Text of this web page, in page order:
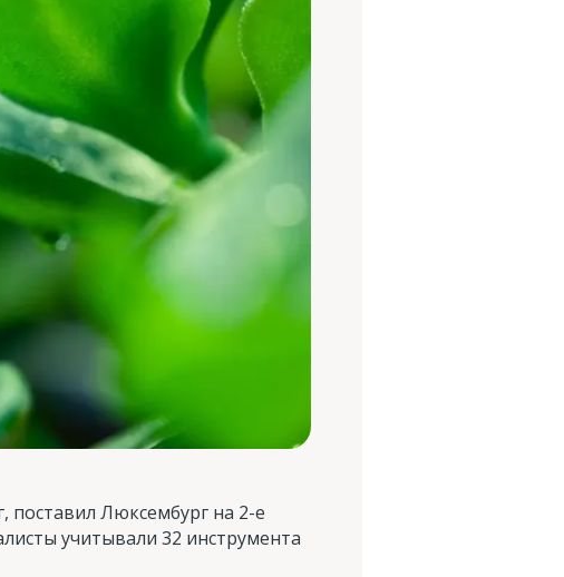
поставил Люксембург на 2-е
учитывали 32 инструмента